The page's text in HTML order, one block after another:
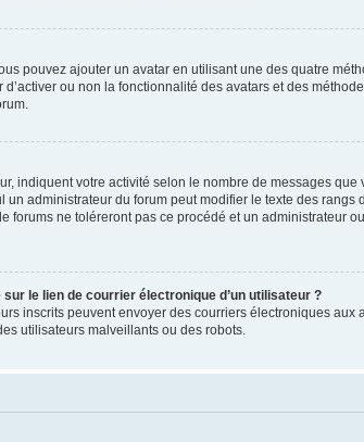
pouvez ajouter un avatar en utilisant une des quatre
ou non la fonctionnalité des avatars et des
indiquent votre activité selon le nombre de messages
administrateur du forum peut modifier le texte des
forums ne toléreront pas ce procédé et un administrateur
le lien de courrier électronique d’un utilisateur ?
inscrits peuvent envoyer des courriers électroniques
utilisateurs malveillants ou des robots.